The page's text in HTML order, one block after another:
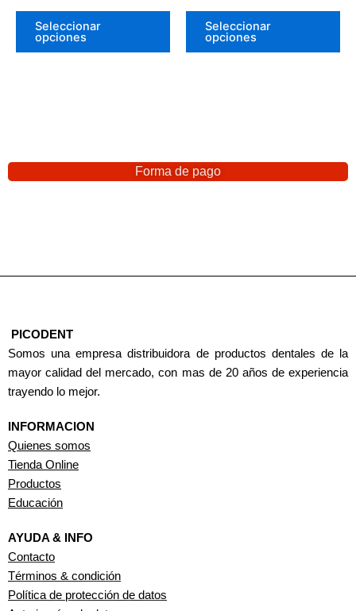
Seleccionar
opciones
Seleccionar
opciones
Forma de pago
PICODENT
Somos una empresa distribuidora de productos dentales de la
mayor calidad del mercado, con mas de 20 años de experiencia
trayendo lo mejor.
INFORMACION
Quienes somos
Tienda Online
Productos
Educación
AYUDA & INFO
Contacto
Términos & condición
Política de protección de datos